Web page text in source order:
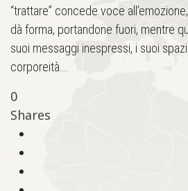
“trattare” concede voce
dà forma, portandone fuori, mentre
suoi messaggi inespressi, i suoi
corporeità….
0
Shares